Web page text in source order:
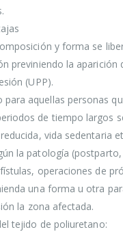
y forma se
previniendo la aparición
(UPP).
para aquellas personas
de tiempo largos
vida sedentaria
la patología (postparto,
operaciones de
una forma u otra
la zona afectada.
tejido de poliuretano: